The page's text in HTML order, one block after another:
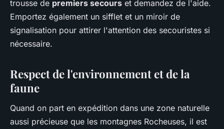
trousse de premiers secours et demandez de l'aide.
Emportez également un sifflet et un miroir de
signalisation pour attirer l'attention des secouristes si
nécessaire.
Respect de l'environnement et de la
faune
Quand on part en expédition dans une zone naturelle
aussi précieuse que les montagnes Rocheuses, il est